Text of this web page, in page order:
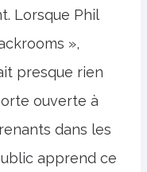
Lorsque Phil
»,
presque rien
ouverte à
dans les
apprend ce